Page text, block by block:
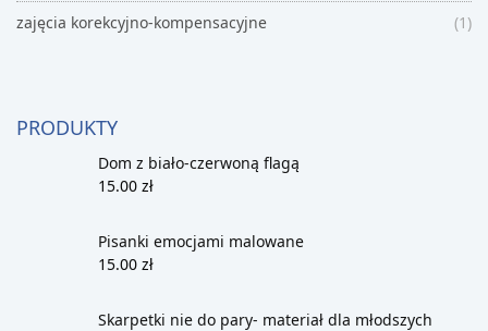
zajęcia korekcyjno-kompensacyjne
(1)
PRODUKTY
Dom z biało-czerwoną flagą
15.00 zł
Pisanki emocjami malowane
15.00 zł
Skarpetki nie do pary- materiał dla młodszych